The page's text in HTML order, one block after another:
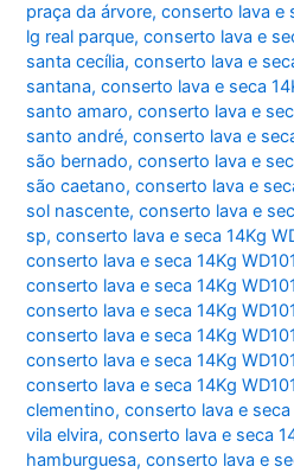
praça da árvore,conserto lava e
lg real parque,conserto lava e
santa cecília,conserto lava e
santana,conserto lava e seca
santo amaro,conserto lava e
santo andré,conserto lava e
são bernado,conserto lava e
são caetano,conserto lava e
sol nascente,conserto lava e
sp,conserto lava e seca 14Kg
conserto lava e seca 14Kg
conserto lava e seca 14Kg
conserto lava e seca 14Kg
conserto lava e seca 14Kg
conserto lava e seca 14Kg
conserto lava e seca 14Kg
clementino,conserto lava e seca
vila elvira,conserto lava e seca
hamburguesa,conserto lava e